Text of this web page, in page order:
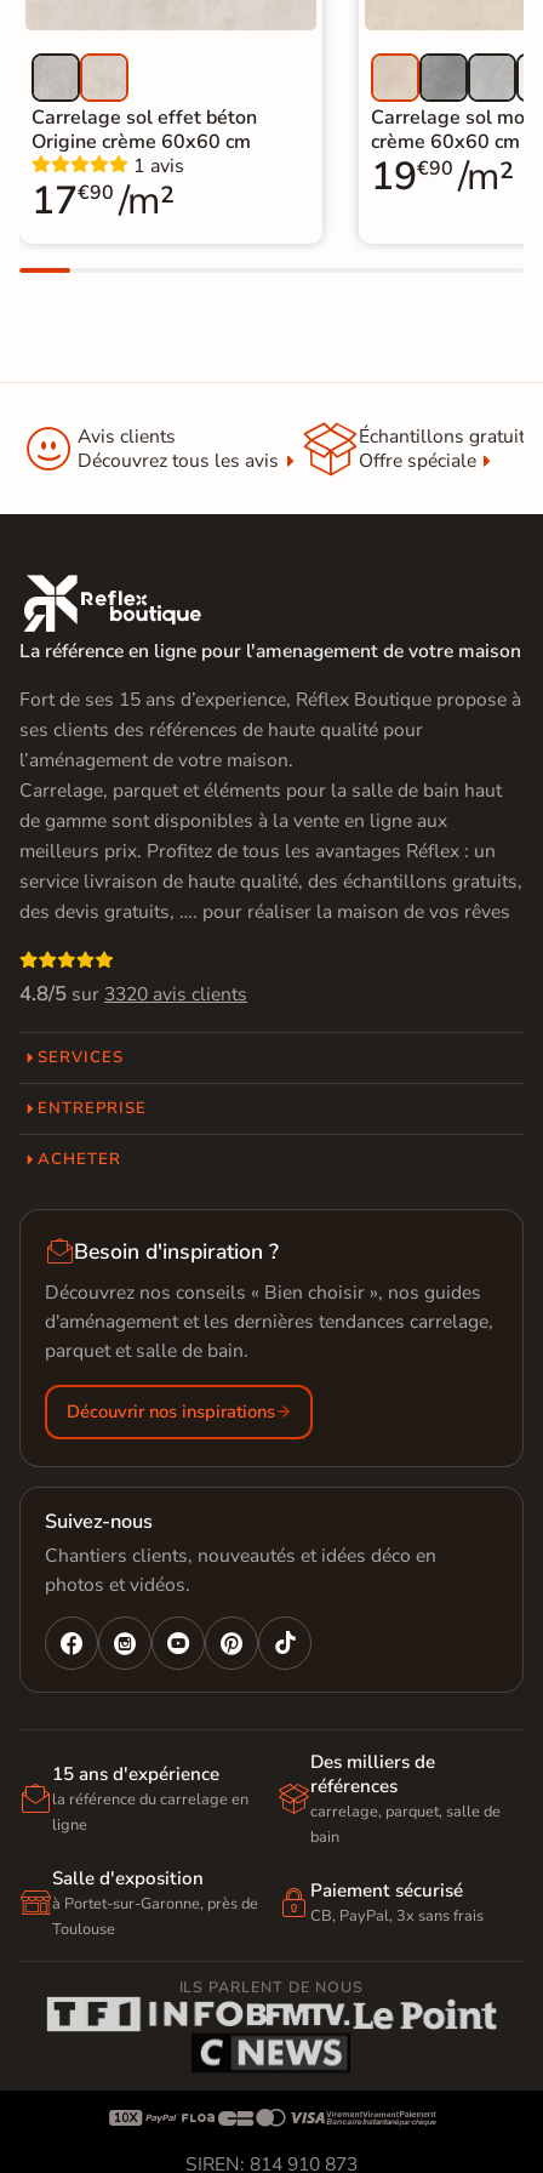
Carrelage sol effet béton
Origine crème 60x60 cm
1 avis
17€90 /m²
Carrelage sol
crème 60x60 cm
19€90 /m²
 Avis clients
Découvrez tous les avis
Échantillons gratuit
Offre spéciale

La référence en ligne pour l'amenagement de votre maison
Fort de ses 15 ans d’experience, Réflex Boutique propose à
ses clients des références de haute qualité pour
l’aménagement de votre maison.
Carrelage, parquet et éléments pour la salle de bain haut
de gamme sont disponibles à la vente en ligne aux
meilleurs prix. Profitez de tous les avantages Réflex : un
service livraison de haute qualité, des échantillons gratuits,
des devis gratuits, …. pour réaliser la maison de vos rêves

4.8/5 sur 3320 avis clients
SERVICES
ENTREPRISE
ACHETER
Besoin d'inspiration ?
Découvrez nos conseils « Bien choisir », nos guides
d'aménagement et les dernières tendances carrelage,
parquet et salle de bain.
Découvrir nos inspirations
Suivez-nous
Chantiers clients, nouveautés et idées déco en
photos et vidéos.
   

15 ans d'expérience
la référence du carrelage en
ligne

Des milliers de
références
carrelage, parquet, salle de
bain

Salle d'exposition
à Portet-sur-Garonne, près de
Toulouse
 Paiement sécurisé
CB, PayPal, 3x sans frais
ILS PARLENT DE NOUS

SIREN: 814 910 873